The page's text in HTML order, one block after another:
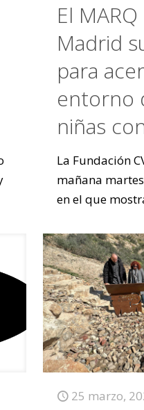
El
Madrid
para
entorno
niñas
La Fundación
mañana
en el que
25 marzo,